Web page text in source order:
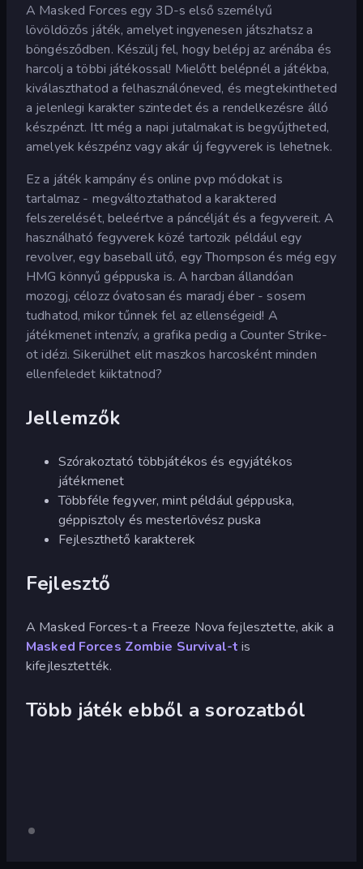
A Masked Forces egy 3D-s első személyű
lövöldözős játék, amelyet ingyenesen játszhatsz a
böngésződben. Készülj fel, hogy belépj az arénába és
harcolj a többi játékossal! Mielőtt belépnél a játékba,
kiválaszthatod a felhasználóneved, és megtekintheted
a jelenlegi karakter szintedet és a rendelkezésre álló
készpénzt. Itt még a napi jutalmakat is begyűjtheted,
amelyek készpénz vagy akár új fegyverek is lehetnek.
Ez a játék kampány és online pvp módokat is
tartalmaz - megváltoztathatod a karaktered
felszerelését, beleértve a páncélját és a fegyvereit. A
használható fegyverek közé tartozik például egy
revolver, egy baseball ütő, egy Thompson és még egy
HMG könnyű géppuska is. A harcban állandóan
mozogj, célozz óvatosan és maradj éber - sosem
tudhatod, mikor tűnnek fel az ellenségeid! A
játékmenet intenzív, a grafika pedig a Counter Strike-
ot idézi. Sikerülhet elit maszkos harcosként minden
ellenfeledet kiiktatnod?
Jellemzők
Szórakoztató többjátékos és egyjátékos
játékmenet
Többféle fegyver, mint például géppuska,
géppisztoly és mesterlövész puska
Fejleszthető karakterek
Fejlesztő
A Masked Forces-t a Freeze Nova fejlesztette, akik a
Masked Forces Zombie Survival-t is
kifejlesztették.
Több játék ebből a sorozatból
Masked
Csak